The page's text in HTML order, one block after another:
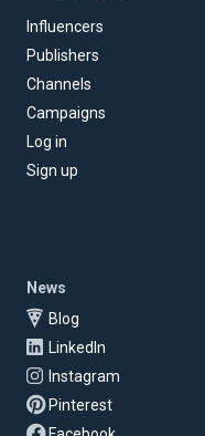
Influencers
Publishers
Channels
Campaigns
Log in
Sign up
News
Blog
LinkedIn
Instagram
Pinterest